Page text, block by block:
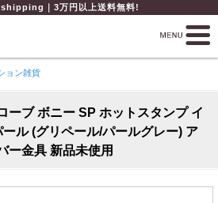
｜3万円以上送料無料!
ョン雑貨
ーブ ボニー SP ホットスタンプ イ
ル (グリペール/パールグレー) ア
ー金具 新品未使用